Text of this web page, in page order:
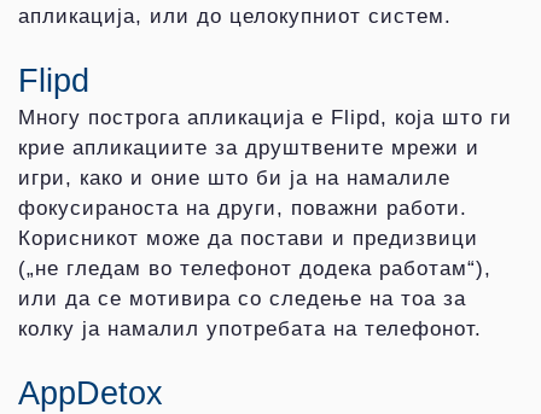
апликација, или до целокупниот систем.
Flipd
Многу построга апликација е Flipd, која што ги
крие апликациите за друштвените мрежи и
игри, како и оние што би ја на намалиле
фокусираноста на други, поважни работи.
Корисникот може да постави и предизвици
(„не гледам во телефонот додека работам“),
или да се мотивира со следење на тоа за
колку ја намалил употребата на телефонот.
AppDetox